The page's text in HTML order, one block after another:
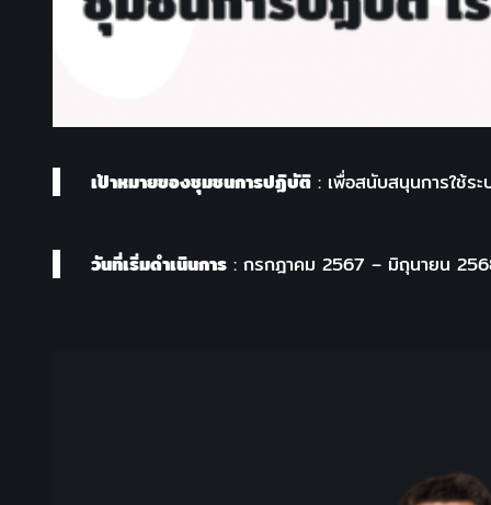
เป้าหมายของชุมชนการปฏิบัติ : เพื่อสนับสนุนการใช้ร
วันที่เริ่มดำเนินการ : กรกฎาคม 2567 – มิถุนายน